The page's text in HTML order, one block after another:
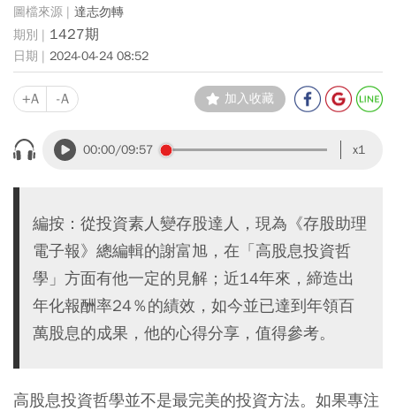
達志勿轉
1427期
2024-04-24 08:52
+A -A 加入收藏
00:00/09:57 x1
編按：從投資素人變存股達人，現為《存股助理
電子報》總編輯的謝富旭，在「高股息投資哲
學」方面有他一定的見解；近14年來，締造出
年化報酬率24％的績效，如今並已達到年領百
萬股息的成果，他的心得分享，值得參考。
高股息投資哲學並不是最完美的投資方法。如果專注